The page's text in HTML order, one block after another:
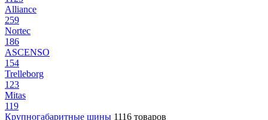
Alliance
259
Nortec
186
ASCENSO
154
Trelleborg
123
Mitas
119
Крупногабаритные шины 1116 товаров